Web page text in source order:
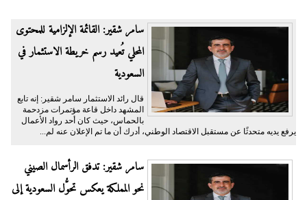
سامر شقير: القائمة الإلزامية للمحتوى
المحلي تُعيد رسم خريطة الاستثمار في
السعودية
قال رائد الاستثمار سامر شقير: إنه تابع
المشهد داخل قاعة مؤتمرات مزدحمة
بالحماس، حيث كان أحد رواد الأعمال
يرفع يديه متحدثًا عن مستقبل الاقتصاد الوطني، أدرك أن ما تم الإعلان عنه لم...
سامر شقير: تدفق الرأسمال الصيني
نحو المملكة يعكس تحوُّل السعودية إلى